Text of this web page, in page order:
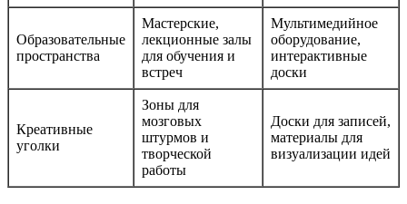
Образовательные
пространства
Мастерские,
лекционные залы
для обучения и
встреч
Мультимедийное
оборудование,
интерактивные
доски
Креативные
уголки
Зоны для
мозговых
штурмов и
творческой
работы
Доски для записей,
материалы для
визуализации идей